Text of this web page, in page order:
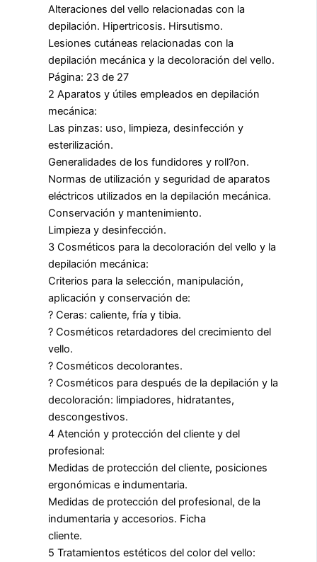
Alteraciones del vello relacionadas con la
depilación. Hipertricosis. Hirsutismo.
Lesiones cutáneas relacionadas con la
depilación mecánica y la decoloración del vello.
Página: 23 de 27
2 Aparatos y útiles empleados en depilación
mecánica:
Las pinzas: uso, limpieza, desinfección y
esterilización.
Generalidades de los fundidores y roll?on.
Normas de utilización y seguridad de aparatos
eléctricos utilizados en la depilación mecánica.
Conservación y mantenimiento.
Limpieza y desinfección.
3 Cosméticos para la decoloración del vello y la
depilación mecánica:
Criterios para la selección, manipulación,
aplicación y conservación de:
? Ceras: caliente, fría y tibia.
? Cosméticos retardadores del crecimiento del
vello.
? Cosméticos decolorantes.
? Cosméticos para después de la depilación y la
decoloración: limpiadores, hidratantes,
descongestivos.
4 Atención y protección del cliente y del
profesional:
Medidas de protección del cliente, posiciones
ergonómicas e indumentaria.
Medidas de protección del profesional, de la
indumentaria y accesorios. Ficha
cliente.
5 Tratamientos estéticos del color del vello: